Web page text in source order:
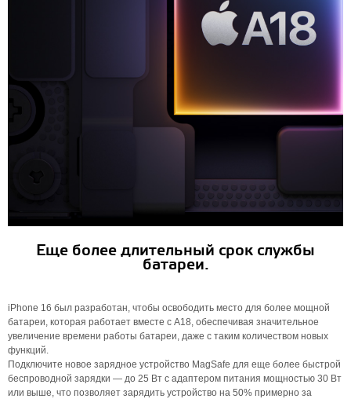
Еще более длительный срок службы
батареи.
iPhone 16 был разработан, чтобы освободить место для более мощной
батареи, которая работает вместе с A18, обеспечивая значительное
увеличение времени работы батареи, даже с таким количеством новых
функций.
Подключите новое зарядное устройство MagSafe для еще более быстрой
беспроводной зарядки — до 25 Вт с адаптером питания мощностью 30 Вт
или выше, что позволяет зарядить устройство на 50% примерно за